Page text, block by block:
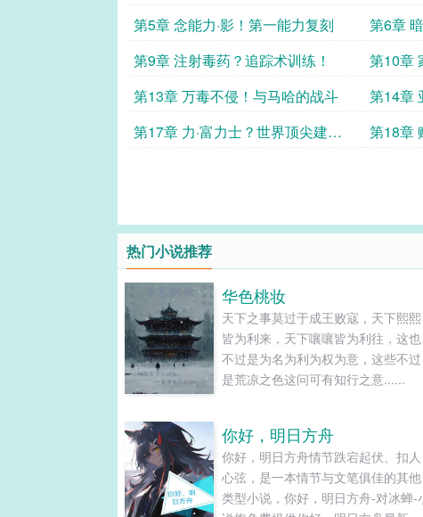
第5章 念能力·影！第一能力复刻
第6章
第9章 注射毒药？追踪术训练！
第10章
第13章 万毒不侵！与马哈的战斗
第14章
养？
第17章 力·富力士？世界顶尖建筑
第18章
热门小说推荐
华色桃妆
天下之事莫过于成王败寇，天下熙熙
皆为利来，天下嚷嚷皆为利往，这也
不过是为名为利为权为意，这些不过
是荒凉之色这问可有知行之意......
你好，明日方舟
你好，明日方舟情节跌宕起伏、扣人
心弦，是一本情节与文笔俱佳的其他
类型小说，你好，明日方舟-对冰蝉-